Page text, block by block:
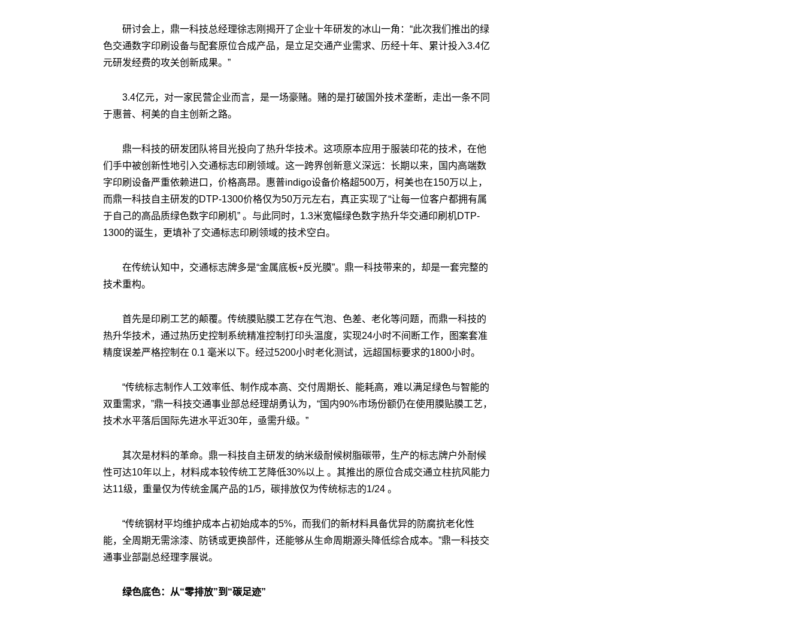
研讨会上，鼎一科技总经理徐志刚揭开了企业十年研发的冰山一角：“此次我们推出的绿
色交通数字印刷设备与配套原位合成产品，是立足交通产业需求、历经十年、累计投入3.4亿
元研发经费的攻关创新成果。”
3.4亿元，对一家民营企业而言，是一场豪赌。赌的是打破国外技术垄断，走出一条不同
于惠普、柯美的自主创新之路。
鼎一科技的研发团队将目光投向了热升华技术。这项原本应用于服装印花的技术，在他
们手中被创新性地引入交通标志印刷领域。这一跨界创新意义深远：长期以来，国内高端数
字印刷设备严重依赖进口，价格高昂。惠普indigo设备价格超500万，柯美也在150万以上，
而鼎一科技自主研发的DTP-1300价格仅为50万元左右，真正实现了“让每一位客户都拥有属
于自己的高品质绿色数字印刷机” 。与此同时，1.3米宽幅绿色数字热升华交通印刷机DTP-
1300的诞生，更填补了交通标志印刷领域的技术空白。
在传统认知中，交通标志牌多是“金属底板+反光膜”。鼎一科技带来的，却是一套完整的
技术重构。
首先是印刷工艺的颠覆。传统膜贴膜工艺存在气泡、色差、老化等问题，而鼎一科技的
热升华技术，通过热历史控制系统精准控制打印头温度，实现24小时不间断工作，图案套准
精度误差严格控制在 0.1 毫米以下。经过5200小时老化测试，远超国标要求的1800小时。
“传统标志制作人工效率低、制作成本高、交付周期长、能耗高，难以满足绿色与智能的
双重需求，”鼎一科技交通事业部总经理胡勇认为，“国内90%市场份额仍在使用膜贴膜工艺，
技术水平落后国际先进水平近30年，亟需升级。”
其次是材料的革命。鼎一科技自主研发的纳米级耐候树脂碳带，生产的标志牌户外耐候
性可达10年以上，材料成本较传统工艺降低30%以上 。其推出的原位合成交通立柱抗风能力
达11级，重量仅为传统金属产品的1/5，碳排放仅为传统标志的1/24 。
“传统钢材平均维护成本占初始成本的5%，而我们的新材料具备优异的防腐抗老化性
能，全周期无需涂漆、防锈或更换部件，还能够从生命周期源头降低综合成本。”鼎一科技交
通事业部副总经理李展说。
绿色底色：从“零排放”到“碳足迹”